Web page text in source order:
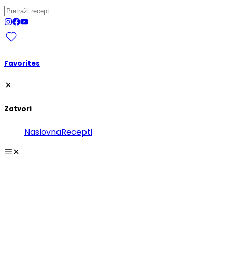
Favorites
Zatvori
NaslovnaRecepti